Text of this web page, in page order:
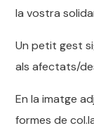
la vostra
Un petit gest
als afectats/
En la imatge
formes de